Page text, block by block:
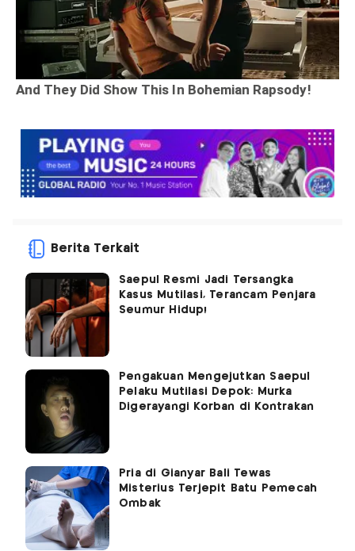
Berita Terkait
Saepul Resmi Jadi Tersangka
Kasus Mutilasi, Terancam Penjara
Seumur Hidup!
Pengakuan Mengejutkan Saepul
Pelaku Mutilasi Depok: Murka
Digerayangi Korban di Kontrakan
Pria di Gianyar Bali Tewas
Misterius Terjepit Batu Pemecah
Ombak